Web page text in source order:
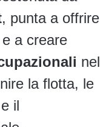
, punta a offrire
e a creare
nel
la flotta, le
il